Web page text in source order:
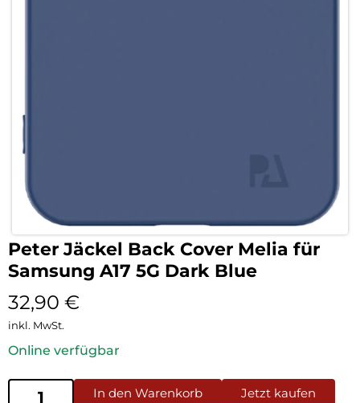
Peter Jäckel Back Cover Melia für
Samsung A17 5G Dark Blue
32,90 €
inkl. MwSt.
Online verfügbar
In den Warenkorb Jetzt kaufen